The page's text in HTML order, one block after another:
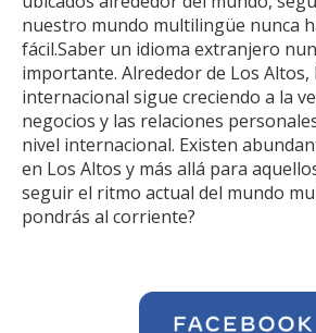
nuestro mundo multilingüe nunca
fácil.Saber un idioma extranjero
importante. Alrededor de Los Altos,
internacional sigue creciendo a la
negocios y las relaciones
nivel internacional. Existen
en Los Altos y más allá para
seguir el ritmo actual del mundo
pondrás al corriente?